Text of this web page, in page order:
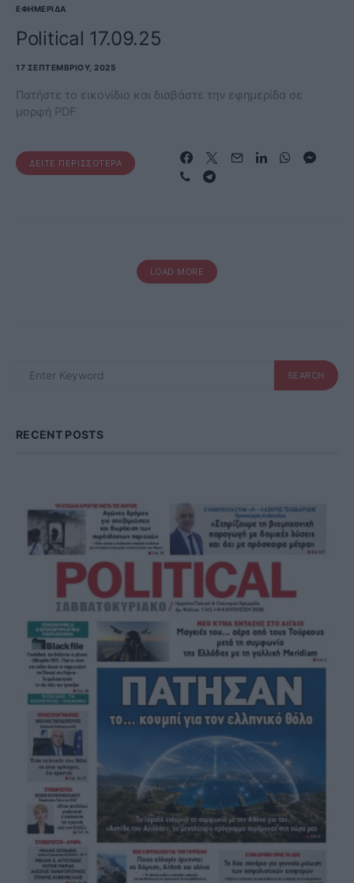
ΕΦΗΜΕΡΊΔΑ
Political 17.09.25
17 ΣΕΠΤΕΜΒΡΊΟΥ, 2025
Πατήστε το εικονίδιο και διαβάστε την εφημερίδα σε
μορφή PDF
ΔΕΊΤΕ ΠΕΡΙΣΣΌΤΕΡΑ
LOAD MORE
FOR:
SEARCH
RECENT POSTS